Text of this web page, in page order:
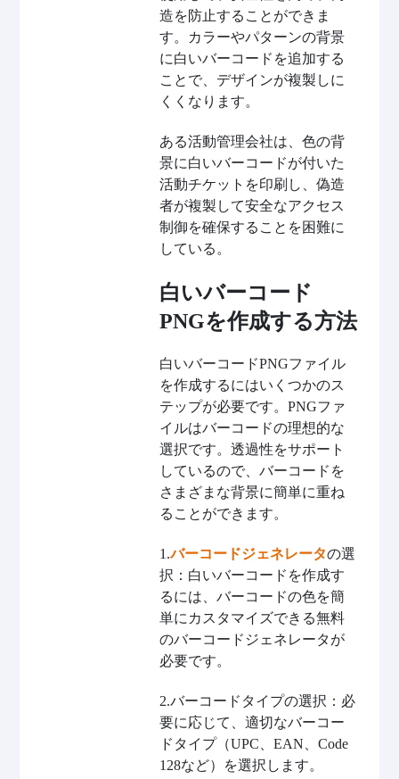
造を防止することができま
す。カラーやパターンの背景
に白いバーコードを追加する
ことで、デザインが複製しに
くくなります。
ある活動管理会社は、色の背
景に白いバーコードが付いた
活動チケットを印刷し、偽造
者が複製して安全なアクセス
制御を確保することを困難に
している。
白いバーコード
PNGを作成する方法
白いバーコードPNGファイル
を作成するにはいくつかのス
テップが必要です。PNGファ
イルはバーコードの理想的な
選択です。透過性をサポート
しているので、バーコードを
さまざまな背景に簡単に重ね
ることができます。
1.バーコードジェネレータの選
択：白いバーコードを作成す
るには、バーコードの色を簡
単にカスタマイズできる無料
のバーコードジェネレータが
必要です。
2.バーコードタイプの選択：必
要に応じて、適切なバーコー
ドタイプ（UPC、EAN、Code
128など）を選択します。